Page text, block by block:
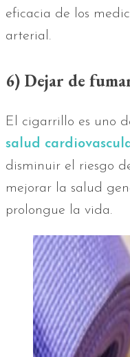
eficacia de los
arterial.
6) Dejar de
El cigarrillo es uno
salud
disminuir el riesgo
mejorar la salud
prolongue la vida.